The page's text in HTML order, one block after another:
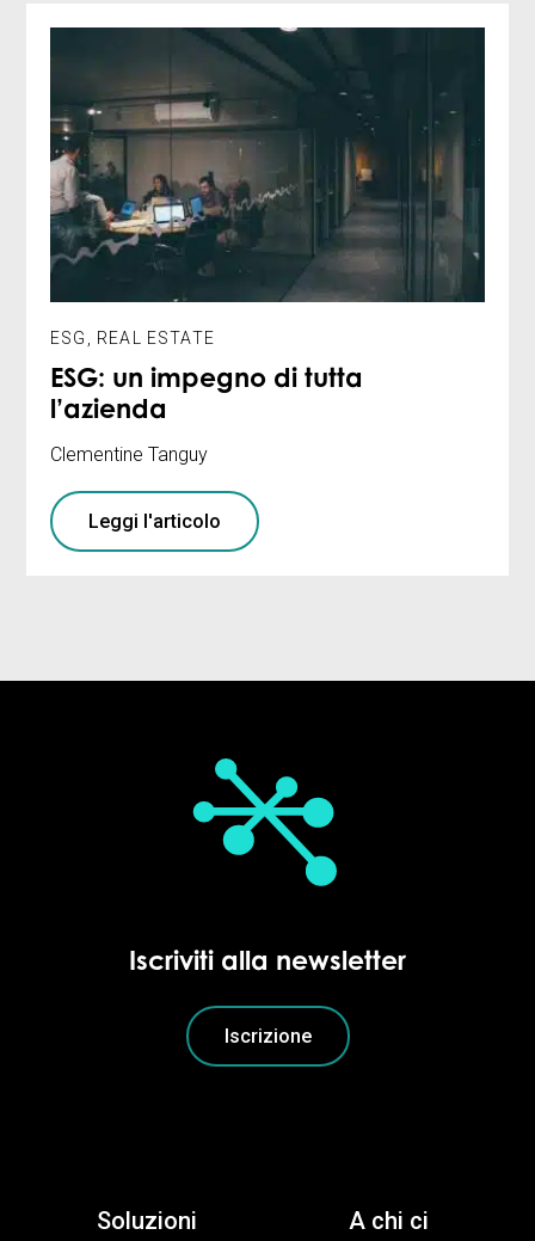
ESG REAL ESTATE
ESG: un impegno di tutta
l’azienda
Clementine Tanguy
Leggi l'articolo
Iscriviti alla newsletter
Iscrizione
Soluzioni
A chi ci